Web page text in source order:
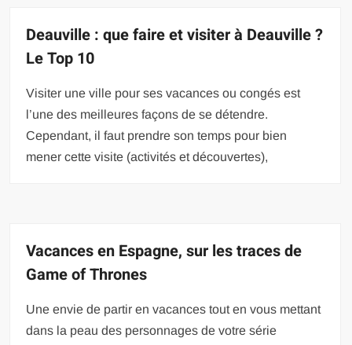
Deauville : que faire et visiter à Deauville ?
Le Top 10
Visiter une ville pour ses vacances ou congés est
l’une des meilleures façons de se détendre.
Cependant, il faut prendre son temps pour bien
mener cette visite (activités et découvertes),
Vacances en Espagne, sur les traces de
Game of Thrones
Une envie de partir en vacances tout en vous mettant
dans la peau des personnages de votre série